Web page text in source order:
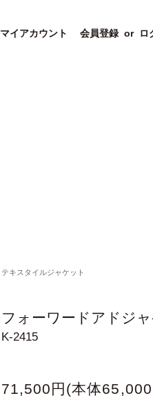
マイアカウント 会員登録 or ロ
テキスタイルジャケット
フォーワードアドジャ
K-2415
71,500円(本体